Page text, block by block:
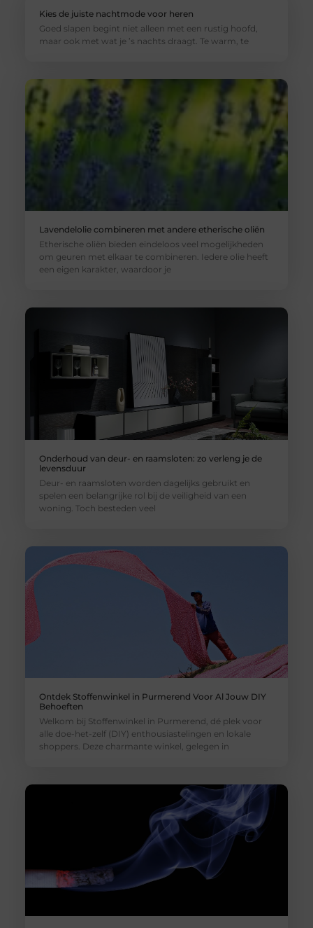
Kies de juiste nachtmode voor heren
Goed slapen begint niet alleen met een rustig hoofd,
maar ook met wat je ’s nachts draagt. Te warm, te
Lavendelolie combineren met andere etherische oliën
Etherische oliën bieden eindeloos veel mogelijkheden
om geuren met elkaar te combineren. Iedere olie heeft
een eigen karakter, waardoor je
Onderhoud van deur- en raamsloten: zo verleng je de
levensduur
Deur- en raamsloten worden dagelijks gebruikt en
spelen een belangrijke rol bij de veiligheid van een
woning. Toch besteden veel
Ontdek Stoffenwinkel in Purmerend Voor Al Jouw DIY
Behoeften
Welkom bij Stoffenwinkel in Purmerend, dé plek voor
alle doe-het-zelf (DIY) enthousiastelingen en lokale
shoppers. Deze charmante winkel, gelegen in